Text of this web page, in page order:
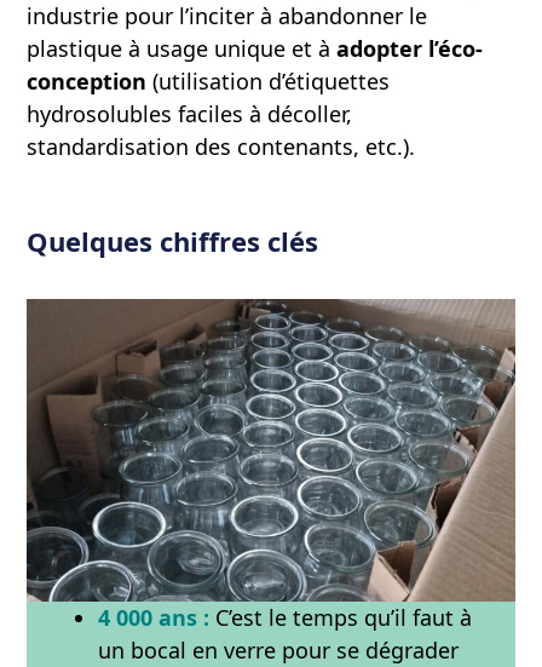
industrie pour l’inciter à abandonner le
plastique à usage unique et à adopter l’éco-
conception (utilisation d’étiquettes
hydrosolubles faciles à décoller,
standardisation des contenants, etc.).
Quelques chiffres clés
4 000 ans : C’est le temps qu’il faut à
un bocal en verre pour se dégrader